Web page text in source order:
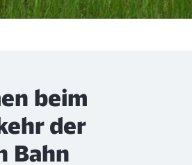
beim
der
Bahn